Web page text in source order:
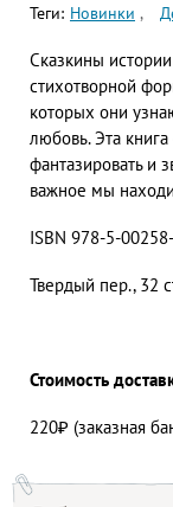
Теги: Новинки
Сказкины
стихотворной
которых они
любовь. Эта
фантазировать и
важное мы
ISBN 978-5-
Твердый пер., 32
Стоимость
220₽ (заказная